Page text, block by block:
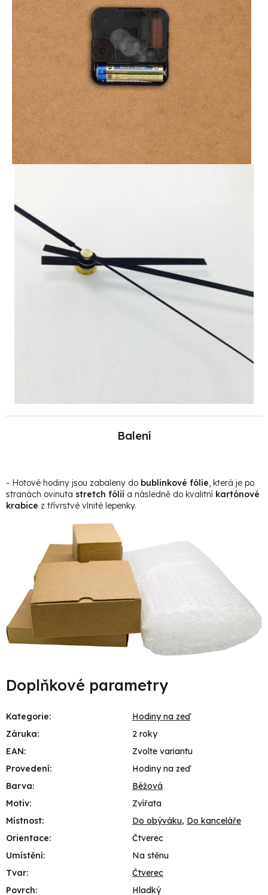
Balení
- Hotové hodiny jsou zabaleny do bublinkové fólie, která je po
stranách ovinuta stretch fólií a následně do kvalitní kartónové
krabice z třívrstvé vlnité lepenky.
Doplňkové parametry
Kategorie:
Hodiny na zeď
Záruka:
2 roky
EAN:
Zvolte variantu
Provedení:
Hodiny na zeď
Barva:
Béžová
Motiv:
Zvířata
Místnost: Do obýváku, Do kanceláře
Orientace:
Čtverec
Umístění:
Na stěnu
Tvar:
Čtverec
Povrch: Hladký